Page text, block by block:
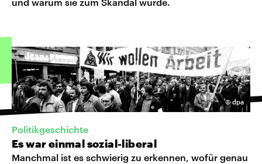
©dpa
Politikgeschichte
Es war einmal sozial-liberal
Manchmal ist es schwierig zu erkennen, wofür genau